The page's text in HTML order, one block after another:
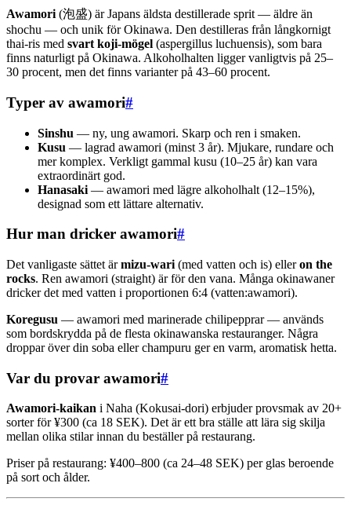
Awamori (泡盛) är Japans äldsta destillerade sprit — äldre än
shochu — och unik för Okinawa. Den destilleras från långkornigt
thai-ris med svart koji-mögel (aspergillus luchuensis), som bara
finns naturligt på Okinawa. Alkoholhalten ligger vanligtvis på 25–
30 procent, men det finns varianter på 43–60 procent.
Typer av awamori#
Sinshu — ny, ung awamori. Skarp och ren i smaken.
Kusu — lagrad awamori (minst 3 år). Mjukare, rundare och
mer komplex. Verkligt gammal kusu (10–25 år) kan vara
extraordinärt god.
Hanasaki — awamori med lägre alkoholhalt (12–15%),
designad som ett lättare alternativ.
Hur man dricker awamori#
Det vanligaste sättet ärmizu-wari (med vatten och is) elleron the
rocks. Ren awamori (straight) är för den vana. Många okinawaner
dricker det med vatten i proportionen 6:4 (vatten:awamori).
Koregusu — awamori med marinerade chilipepprar — används
som bordskrydda på de flesta okinawanska restauranger. Några
droppar över din soba eller champuru ger en varm, aromatisk hetta.
Var du provar awamori#
Awamori-kaikan i Naha (Kokusai-dori) erbjuder provsmak av 20+
sorter för ¥300 (ca 18 SEK). Det är ett bra ställe att lära sig skilja
mellan olika stilar innan du beställer på restaurang.
Priser på restaurang: ¥400–800 (ca 24–48 SEK) per glas beroende
på sort och ålder.